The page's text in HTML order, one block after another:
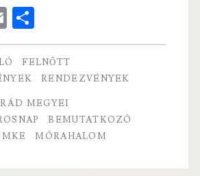
E
m
ai
l
S
ha
re
FELNŐTT
RENDEZVÉNYEK
MEGYEI
BEMUTATKOZÓ
MÓRAHALOM